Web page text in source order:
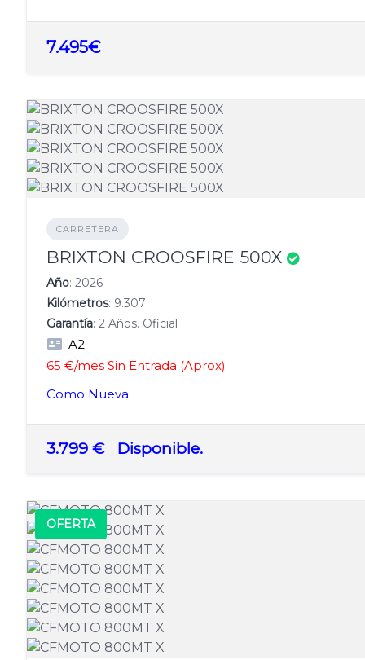
7.495€
CARRETERA
BRIXTON CROOSFIRE 500X
Año: 2026
Kilómetros: 9.307
Garantía: 2 Años. Oficial
: A2
65 €/mes Sin Entrada (Aprox)
Como Nueva
3.799 € Disponible.
OFERTA